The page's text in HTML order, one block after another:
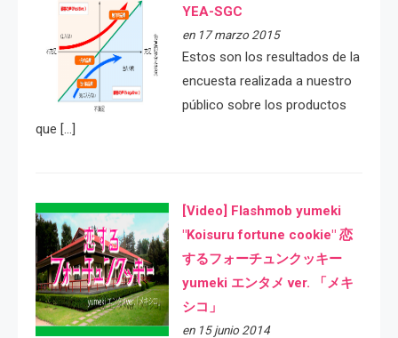
YEA-SGC
en 17 marzo 2015
Estos son los resultados de la
encuesta realizada a nuestro
público sobre los productos
que […]
[Video] Flashmob yumeki
"Koisuru fortune cookie" 恋
するフォーチュンクッキー
yumeki エンタメ ver. 「メキ
シコ」
en 15 junio 2014